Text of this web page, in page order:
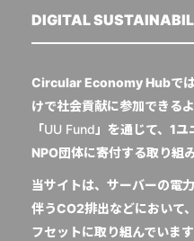
DIGITAL
Circular Economy Hubで
けで社会貢献に参加できる
「UU Fund 」を通じて、1
NPO団体に寄付する取り組
当サイトは、サーバーの電
伴うCO2排出などにおいて
フセットに取り組んでいま